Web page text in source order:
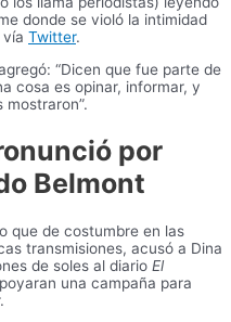
donde se violó la intimidad
vía Twitter.
“Dicen que fue parte de
cosa es opinar, informar, y
por
Belmont
que de costumbre en las
transmisiones, acusó a Dina
de soles al diario El
una campaña para